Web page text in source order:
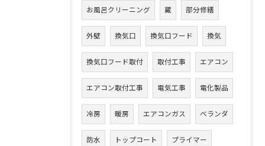
お風呂クリーニング 蔵 部分修繕
外壁 換気口 換気口フード 換気
換気口フード取付 取付工事 エアコン
エアコン取付工事 電気工事 電化製品
冷房 暖房 エアコンガス ベランダ
防水 トップコート プライマー